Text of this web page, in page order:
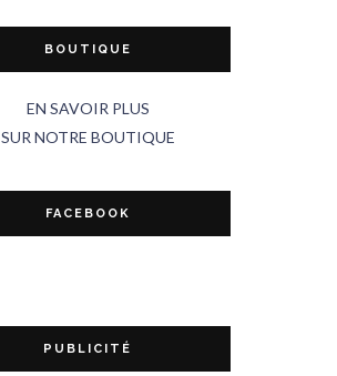
BOUTIQUE
EN SAVOIR PLUS
SUR NOTRE BOUTIQUE
FACEBOOK
PUBLICITÉ